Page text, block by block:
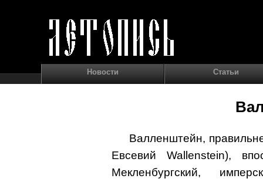
Новости Статьи
Валленштейн,
Евсевий Wallenstein),
Мекленбургский,